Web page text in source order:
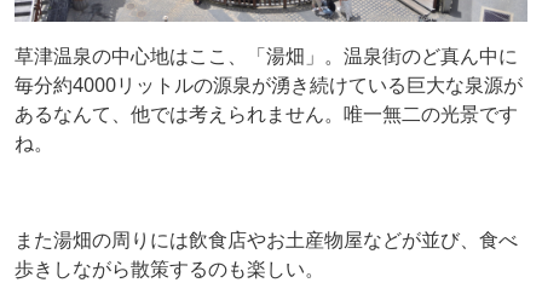
草津温泉の中心地はここ、「湯畑」。温泉街のど真ん中に
毎分約4000リットルの源泉が湧き続けている巨大な泉源が
あるなんて、他では考えられません。唯一無二の光景です
ね。
また湯畑の周りには飲食店やお土産物屋などが並び、食べ
歩きしながら散策するのも楽しい。